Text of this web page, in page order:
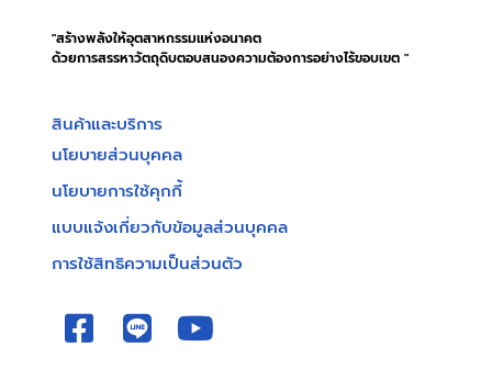
"สร้างพลังให้อุตสาหกรรมแห่งอนาคต
ด้วยการสรรหาวัตถุดิบตอบสนองความต้องการอย่างไร้ขอบเขต "
สินค้าและบริการ
นโยบายส่วนบุคคล
นโยบายการใช้คุกกี้
แบบแจ้งเกี่ยวกับข้อมูลส่วนบุคคล
การใช้สิทธิความเป็นส่วนตัว